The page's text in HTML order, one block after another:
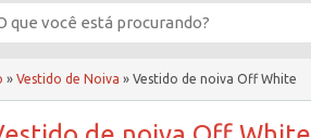
» Vestido de Noiva » Vestido de noiva Off White